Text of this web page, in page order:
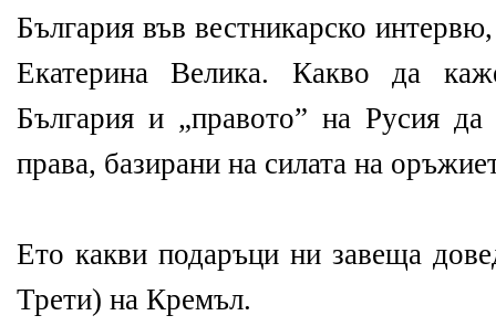
България във вестникарско
Екатерина Велика. Какво да
България и „правото” на Русия
права, базирани на силата на
Ето какви подаръци ни завеща
Трети) на Кремъл.